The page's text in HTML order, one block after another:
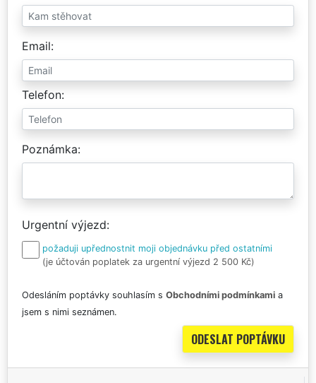
Email
Telefon
Poznámka
Urgentní výjezd
požaduji upřednostnit moji objednávku před ostatními
(je účtován poplatek za urgentní výjezd 2 500 Kč)
Odesláním poptávky souhlasím s Obchodními podmínkami a
jsem s nimi seznámen.